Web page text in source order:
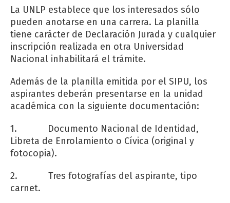
La UNLP establece que los interesados sólo
pueden anotarse en una carrera. La planilla
tiene carácter de Declaración Jurada y cualquier
inscripción realizada en otra Universidad
Nacional inhabilitará el trámite.
Además de la planilla emitida por el SIPU, los
aspirantes deberán presentarse en la unidad
académica con la siguiente documentación:
1. Documento Nacional de Identidad,
Libreta de Enrolamiento o Cívica (original y
fotocopia).
2. Tres fotografías del aspirante, tipo
carnet.